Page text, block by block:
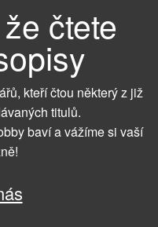
čtete
kteří čtou některý z již
titulů.
baví a vážíme si vaší